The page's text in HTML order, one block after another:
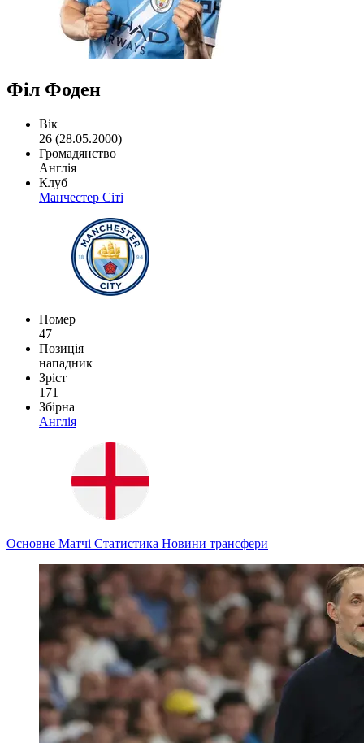
Філ Фоден
Вік
26 (28.05.2000)
Громадянство
Англія
Клуб
Манчестер Сіті
Номер
47
Позиція
нападник
Зріст
171
Збірна
Англія
Основне Матчі Статистика Новини трансфери